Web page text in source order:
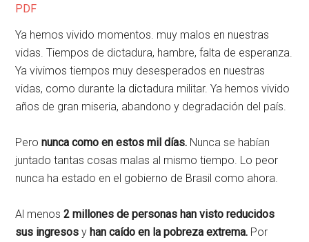
PDF
Ya hemos vivido momentos. muy malos en nuestras
vidas. Tiempos de dictadura, hambre, falta de esperanza.
Ya vivimos tiempos muy desesperados en nuestras
vidas, como durante la dictadura militar. Ya hemos vivido
años de gran miseria, abandono y degradación del país.
Peronunca como en estos mil días. Nunca se habían
juntado tantas cosas malas al mismo tiempo. Lo peor
nunca ha estado en el gobierno de Brasil como ahora.
Al menos2 millones de personas han visto reducidos
sus ingresos y han caído en la pobreza extrema. Por